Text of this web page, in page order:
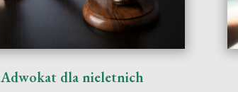
Adwokat dla nieletnich